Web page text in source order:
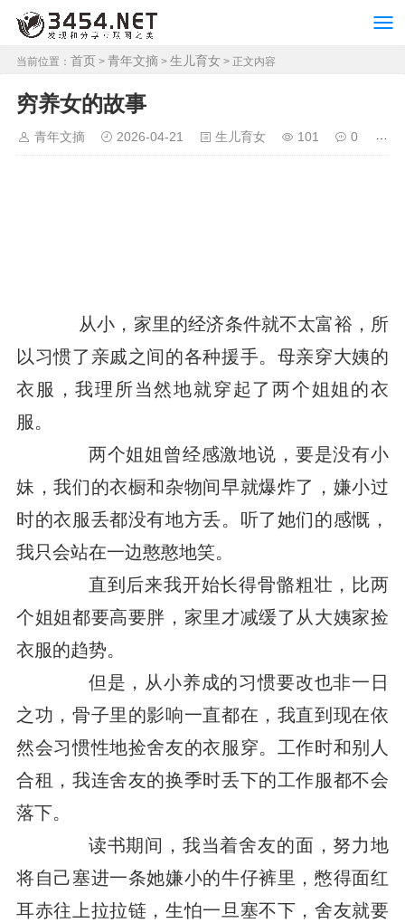
当前位置： 首页 > 青年文摘 > 生儿育女 > 正文内容
穷养女的故事
青年文摘 2026-04-21 生儿育女 101 0
从小，家里的经济条件就不太富裕，所
以习惯了亲戚之间的各种援手。母亲穿大姨的
衣服，我理所当然地就穿起了两个姐姐的衣
服。
两个姐姐曾经感激地说，要是没有小
妹，我们的衣橱和杂物间早就爆炸了，嫌小过
时的衣服丢都没有地方丢。听了她们的感慨，
我只会站在一边憨憨地笑。
直到后来我开始长得骨骼粗壮，比两
个姐姐都要高要胖，家里才减缓了从大姨家捡
衣服的趋势。
但是，从小养成的习惯要改也非一日
之功，骨子里的影响一直都在，我直到现在依
然会习惯性地捡舍友的衣服穿。工作时和别人
合租，我连舍友的换季时丢下的工作服都不会
落下。
读书期间，我当着舍友的面，努力地
将自己塞进一条她嫌小的牛仔裤里，憋得面红
耳赤往上拉拉链，生怕一旦塞不下，舍友就要